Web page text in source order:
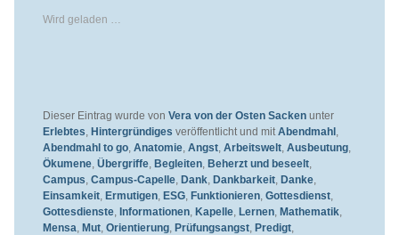
Wird geladen …
Dieser Eintrag wurde von Vera von der Osten Sackenunter
Erlebtes Hintergründiges veröffentlicht und mit Abendmahl,
Abendmahl to go, Anatomie, Angst, Arbeitswelt, Ausbeutung,
Ökumene, Übergriffe, Begleiten, Beherzt und beseelt,
Campus Campus-Capelle, Dank, Dankbarkeit, Danke,
Einsamkeit, Ermutigen, ESG, Funktionieren, Gottesdienst,
Gottesdienste, Informationen, Kapelle, Lernen, Mathematik,
Mensa Mut, Orientierung, Prüfungsangst, Predigt,